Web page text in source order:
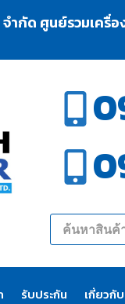
ำกัด ศูนย์รวมเค
รับประกัน เกี่ยวกับ